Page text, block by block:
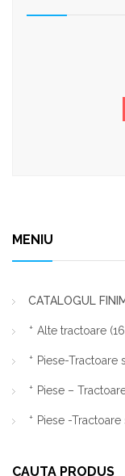
MENIU
CATALOGUL
Alte tractoare
Piese-Tractoare
Piese –
Piese -
CAUTA PRODUS